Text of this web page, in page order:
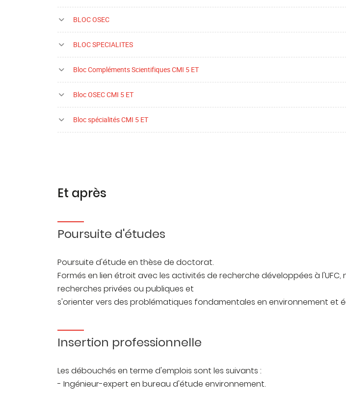
BLOC OSEC
BLOC SPECIALITES
Bloc Compléments Scientifiques CMI 5 ET
Bloc OSEC CMI 5 ET
Bloc spécialités CMI 5 ET
Et après
Poursuite d'études
Poursuite d'étude en thèse de doctorat.
Formés en lien étroit avec les activités de recherche développées à
recherches privées ou publiques et
s'orienter vers des problématiques fondamentales en environnement et
Insertion professionnelle
Les débouchés en terme d'emplois sont les suivants :
- Ingénieur-expert en bureau d'étude environnement.